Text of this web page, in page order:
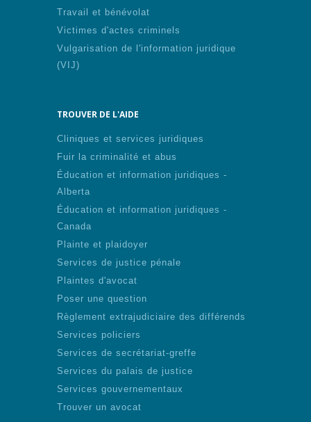
Travail et bénévolat
Victimes d'actes criminels
Vulgarisation de l'information juridique
(VIJ)
TROUVER DE L'AIDE
Cliniques et services juridiques
Fuir la criminalité et abus
Éducation et information juridiques -
Alberta
Éducation et information juridiques -
Canada
Plainte et plaidoyer
Services de justice pénale
Plaintes d'avocat
Poser une question
Règlement extrajudiciaire des différends
Services policiers
Services de secrétariat-greffe
Services du palais de justice
Services gouvernementaux
Trouver un avocat